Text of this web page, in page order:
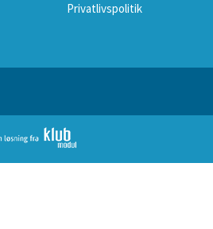
Privatlivspolitik